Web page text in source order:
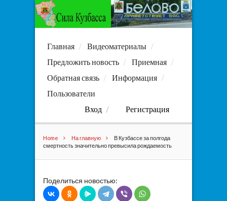
Главная
Видеоматериалы
Предложить новость
Приемная
Обратная связь
Информация
Пользователи
Вход
Регистрация
Home На главную
В Кузбассе за полгода
смертность значительно превысила рождаемость
Поделиться новостью: